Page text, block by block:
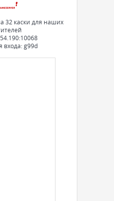
32 каски для наших
входа: g99d